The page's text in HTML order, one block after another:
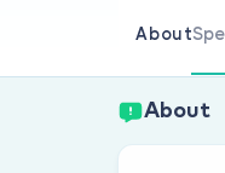
About
About